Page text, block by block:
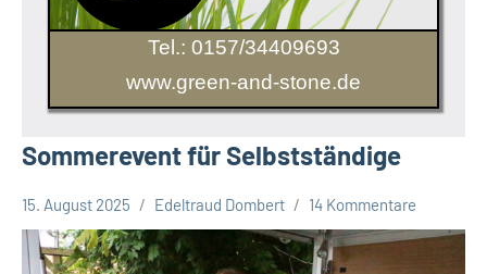
Tel.: 0157/34409693
www.green-and-stone.de
Sommerevent für Selbstständige
Themen
15. August 2025 Edeltraud Dombert 14 Kommentare